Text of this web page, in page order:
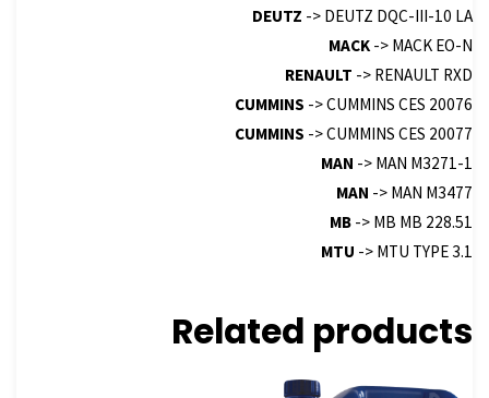
DEUTZ -> DEUTZ DQC-III-10 LA
MACK-> MACK EO-N
RENAULT -> RENAULT RXD
CUMMINS -> CUMMINS CES 20076
CUMMINS -> CUMMINS CES 20077
MAN -> MAN M3271-1
MAN -> MAN M3477
MB-> MB MB 228.51
MTU -> MTU TYPE 3.1
Related products